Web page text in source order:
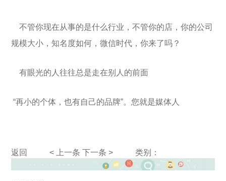
不管你现在从事的是什么行业，不管你的店，你的公司
规模大小，知名度如何，微信时代，你来了吗？
有眼光的人往往总是走在别人的前面
“再小的个体，也有自己的品牌”。您就是媒体人
返回 < 上一条 下一条 > 类别：